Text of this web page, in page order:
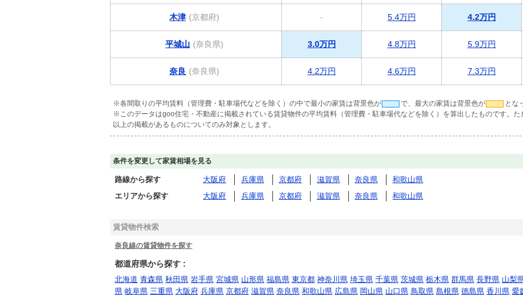
木津 (京都府) - 5.4万円 4.2万円
平城山 (奈良県) 3.0万円 4.8万円 5.9万円
奈良 (奈良県) 4.2万円 4.6万円 7.3万円
※各間取りの平均賃料（管理費・駐車場代などを除く）の中で最小の家賃は背景色が で、最大の家賃は背景色が
とな
※このデータはgoo住宅・不動産に掲載されている賃貸物件の平均賃料（管理費・駐車場代などを除く）を算出したものです。
以上の掲載があるものについてのみ対象とします。
条件を変更して家賃相場を見る
路線から探す 大阪府 兵庫県 京都府 滋賀県 奈良県
和歌山県
エリアから探す
大阪府 兵庫県 京都府 滋賀県 奈良県 和歌山県
賃貸物件検索
奈良線の賃貸物件を探す
都道府県から探す :
北海道 青森県 秋田県 岩手県 宮城県 山形県 福島県 東京都 神奈川県 埼玉県 千葉県 茨城県 栃木県 群馬県 長野県 山梨
県 岐阜県 三重県 大阪府 兵庫県 京都府 滋賀県 奈良県 和歌山県 広島県 岡山県 山口県 鳥取県 島根県 徳島県 香川県 愛